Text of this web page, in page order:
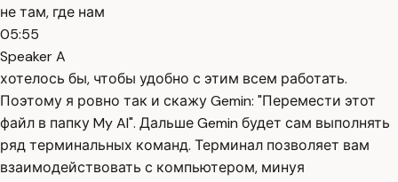
не там, где нам
05:55
Speaker A
хотелось бы, чтобы удобно с этим всем работать.
Поэтому я ровно так и скажу Gemin: "Перемести этот
файл в папку My AI". Дальше Gemin будет сам выполнять
ряд терминальных команд. Терминал позволяет вам
взаимодействовать с компьютером, минуя